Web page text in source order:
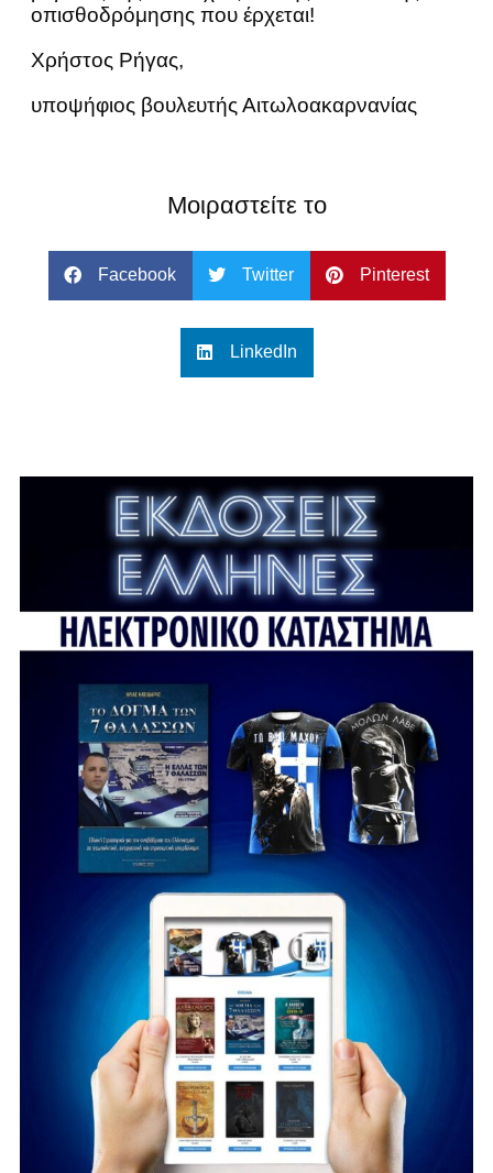
οπισθοδρόμησης που έρχεται!
Χρήστος Ρήγας,
υποψήφιος βουλευτής Αιτωλοακαρνανίας
Μοιραστείτε το
Facebook Twitter Pinterest
LinkedIn